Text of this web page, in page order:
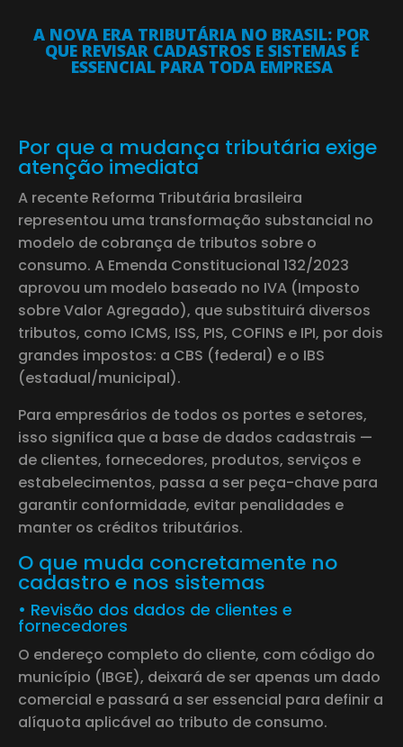
A NOVA ERA TRIBUTÁRIA NO BRASIL: POR
QUE REVISAR CADASTROS E SISTEMAS É
ESSENCIAL PARA TODA EMPRESA
Por que a mudança tributária exige
atenção imediata
A recente Reforma Tributária brasileira
representou uma transformação substancial no
modelo de cobrança de tributos sobre o
consumo. A Emenda Constitucional 132/2023
aprovou um modelo baseado no IVA (Imposto
sobre Valor Agregado), que substituirá diversos
tributos, como ICMS, ISS, PIS, COFINS e IPI, por dois
grandes impostos: a CBS (federal) e o IBS
(estadual/municipal).
Para empresários de todos os portes e setores,
isso significa que a base de dados cadastrais —
de clientes, fornecedores, produtos, serviços e
estabelecimentos, passa a ser peça-chave para
garantir conformidade, evitar penalidades e
manter os créditos tributários.
O que muda concretamente no
cadastro e nos sistemas
• Revisão dos dados de clientes e
fornecedores
O endereço completo do cliente, com código do
município (IBGE), deixará de ser apenas um dado
comercial e passará a ser essencial para definir a
alíquota aplicável ao tributo de consumo.